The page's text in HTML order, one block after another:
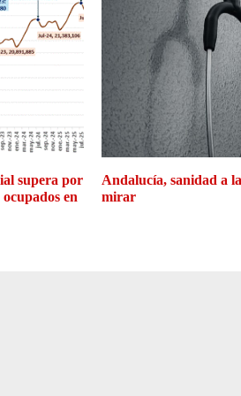
supera por
en
Andalucía, sanidad a
mirar